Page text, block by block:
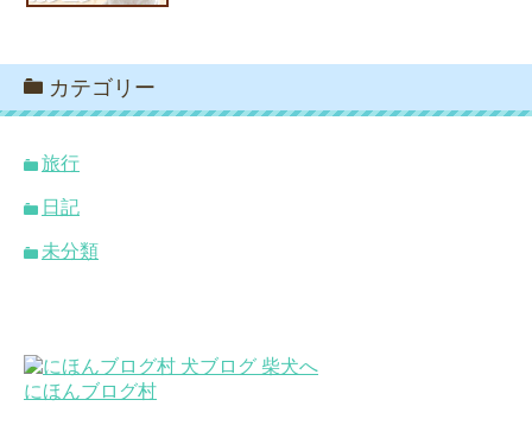
カテゴリー
旅行
日記
未分類
にほんブログ村